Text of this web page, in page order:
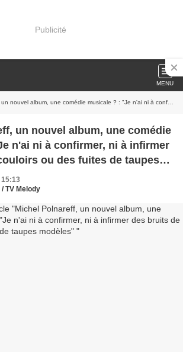
Publicité
MENU
comédie musicale ? : "Je n'ai ni à confirmer, ni à infirmer des bruits de couloirs ou des fuites de taupes modèles"
un nouvel album, une comédie
n'ai ni à confirmer, ni à infirmer
ou des fuites de taupes
15:13
TV Melody